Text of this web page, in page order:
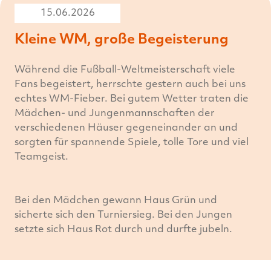
15.06.2026
Kleine WM, große Begeisterung
Während die Fußball-Weltmeisterschaft viele
Fans begeistert, herrschte gestern auch bei uns
echtes WM-Fieber. Bei gutem Wetter traten die
Mädchen- und Jungenmannschaften der
verschiedenen Häuser gegeneinander an und
sorgten für spannende Spiele, tolle Tore und viel
Teamgeist.
Bei den Mädchen gewann Haus Grün und
sicherte sich den Turniersieg. Bei den Jungen
setzte sich Haus Rot durch und durfte jubeln.